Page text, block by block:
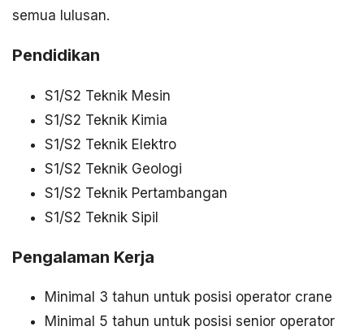
semua lulusan.
Pendidikan
S1/S2 Teknik Mesin
S1/S2 Teknik Kimia
S1/S2 Teknik Elektro
S1/S2 Teknik Geologi
S1/S2 Teknik Pertambangan
S1/S2 Teknik Sipil
Pengalaman Kerja
Minimal 3 tahun untuk posisi operator crane
Minimal 5 tahun untuk posisi senior operator